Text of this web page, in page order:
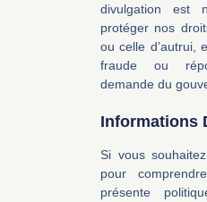
divulgation est
protéger nos
ou celle d’autrui,
fraude ou
demande du
Informations
Si vous
pour
présente